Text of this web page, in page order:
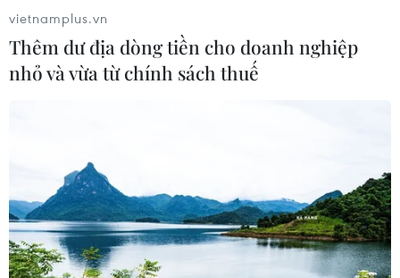
09/08/2026 06:25
09/08/2026 04:23
Hôm nay, các trường đại học bắt đầu
công bố điểm chuẩn năm 2026
vietnamplus.vn
Thêm dư địa dòng tiền cho doanh nghiệp
nhỏ và vừa từ chính sách thuế